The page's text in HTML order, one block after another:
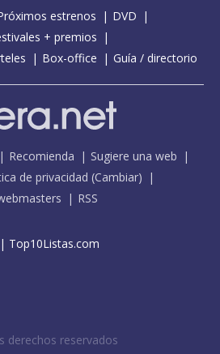
estrenos
DVD
+ premios
Box-office Guía / directorio
Recomienda
Sugiere una web
de privacidad (Cambiar)
RSS
| Top10Listas.com
derechos reservados